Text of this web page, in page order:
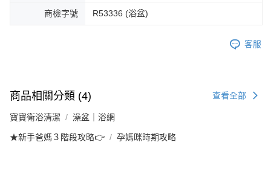
商檢字號 R53336 (浴盆)
客服
商品相關分類 (4) 查看全部
寶寶衛浴清潔 澡盆｜浴網
★新手爸媽３階段攻略👉 孕媽咪時期攻略